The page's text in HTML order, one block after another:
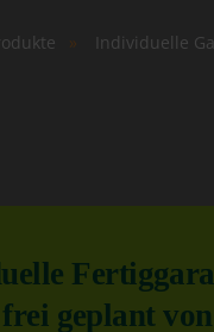
Individuelle
geplant